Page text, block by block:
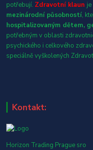
potřebují. Zdravotní klaun je
mezinárodní působností,
hospitalizovaným dětem,
potřebným v oblasti
psychického i celkového
speciálně vyškolených
Kontakt:
Horizon Trading Prague sro